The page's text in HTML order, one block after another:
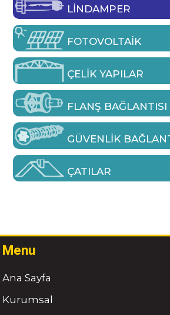
LINDAMPER
FOTOVOLTAIK
ÇELIK YAPILAR
FLANŞ BAĞLANTISI
GÜVENLIK
ÇATILAR
Menu
Ana Sayfa
Kurumsal